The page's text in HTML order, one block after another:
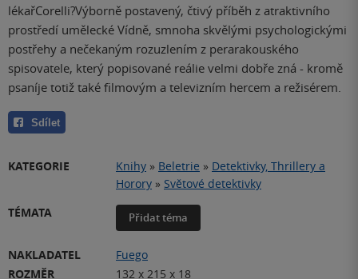
lékařCorelli?Výborně postavený, čtivý příběh z atraktivního
prostředí umělecké Vídně, smnoha skvělými psychologickými
postřehy a nečekaným rozuzlením z perarakouského
spisovatele, který popisované reálie velmi dobře zná - kromě
psaníje totiž také filmovým a televizním hercem a režisérem.
Sdílet
KATEGORIE Knihy » Beletrie » Detektivky, Thrillery a
Horory » Světové detektivky
TÉMATA
Přidat téma
NAKLADATEL
Fuego
ROZMĚR
132 x 215 x 18